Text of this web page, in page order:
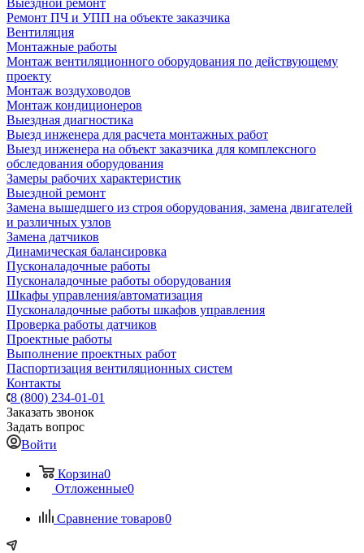
Выездной ремонт
Ремонт ПЧ и УПП на объекте заказчика
Вентиляция
Монтажные работы
Монтаж вентиляционного оборудования по действующему
проекту
Монтаж воздуховодов
Монтаж кондиционеров
Выездная диагностика
Выезд инженера для расчета монтажных работ
Выезд инженера на объект заказчика для комплексного
обследования оборудования
Замеры рабочих характеристик
Выездной ремонт
Замена вышедшего из строя оборудования, замена двигателей
и различных узлов
Замена датчиков
Динамическая балансировка
Пусконаладочные работы
Пусконаладочные работы оборудования
Шкафы управления/автоматизация
Пусконаладочные работы шкафов управления
Проверка работы датчиков
Проектные работы
Выполнение проектных работ
Паспортизация вентиляционных систем
Контакты
8 (800) 234-01-01
Заказать звонок
Задать вопрос
Войти
Корзина0
Отложенные0
Сравнение товаров0